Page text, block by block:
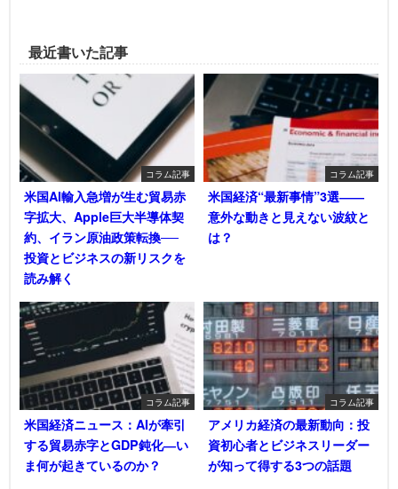
最近書いた記事
コラム記事
米国AI輸入急増が生む貿易赤
字拡大、Apple巨大半導体契
約、イラン原油政策転換──
投資とビジネスの新リスクを
読み解く
コラム記事
米国経済“最新事情”3選――
意外な動きと見えない波紋と
は？
コラム記事
米国経済ニュース：AIが牽引
する貿易赤字とGDP鈍化―い
ま何が起きているのか？
コラム記事
アメリカ経済の最新動向：投
資初心者とビジネスリーダー
が知って得する3つの話題